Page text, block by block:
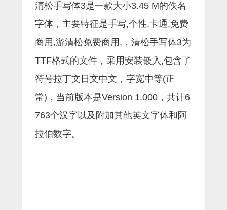
清松手写体3是一款大小3.45 M的佚名
字体，主要特征是手写,个性,卡通,免费
商用,游清松免费商用,，清松手写体3为
TTF格式的文件，采用安装嵌入,包含了
符号拉丁文日文中文，字宽中等(正
常)，当前版本是Version 1.000，共计6
763个汉字以及附加其他英文字体和阿
拉伯数字。